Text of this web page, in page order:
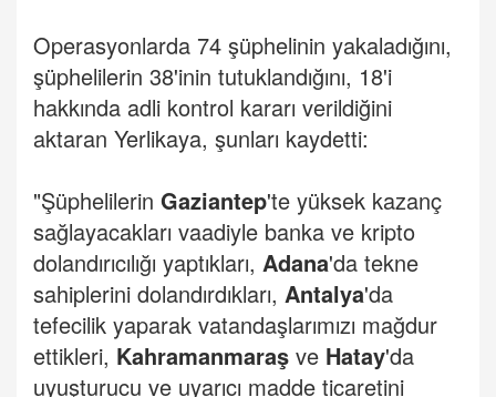
Operasyonlarda 74 şüphelinin yakaladığını,
şüphelilerin 38'inin tutuklandığını, 18'i
hakkında adli kontrol kararı verildiğini
aktaran Yerlikaya, şunları kaydetti:
"Şüphelilerin Gaziantep'te yüksek kazanç
sağlayacakları vaadiyle banka ve kripto
dolandırıcılığı yaptıkları, Adana'da tekne
sahiplerini dolandırdıkları, Antalya'da
tefecilik yaparak vatandaşlarımızı mağdur
ettikleri, Kahramanmaraş ve Hatay'da
uyuşturucu ve uyarıcı madde ticaretini